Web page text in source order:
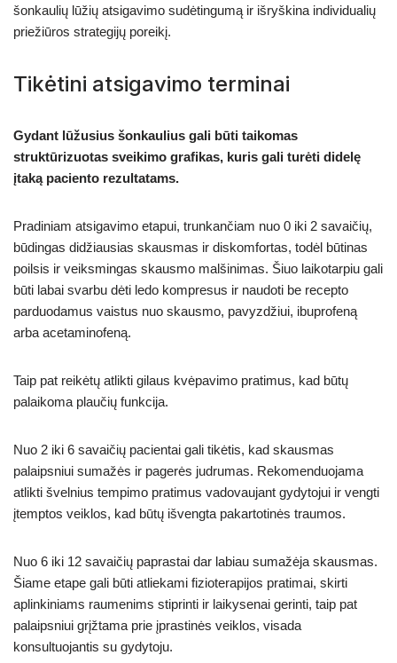
šonkaulių lūžių atsigavimo sudėtingumą ir išryškina individualių
priežiūros strategijų poreikį.
Tikėtini atsigavimo terminai
Gydant lūžusius šonkaulius gali būti taikomas
struktūrizuotas sveikimo grafikas, kuris gali turėti didelę
įtaką paciento rezultatams.
Pradiniam atsigavimo etapui, trunkančiam nuo 0 iki 2 savaičių,
būdingas didžiausias skausmas ir diskomfortas, todėl būtinas
poilsis ir veiksmingas skausmo malšinimas. Šiuo laikotarpiu gali
būti labai svarbu dėti ledo kompresus ir naudoti be recepto
parduodamus vaistus nuo skausmo, pavyzdžiui, ibuprofeną
arba acetaminofeną.
Taip pat reikėtų atlikti gilaus kvėpavimo pratimus, kad būtų
palaikoma plaučių funkcija.
Nuo 2 iki 6 savaičių pacientai gali tikėtis, kad skausmas
palaipsniui sumažės ir pagerės judrumas. Rekomenduojama
atlikti švelnius tempimo pratimus vadovaujant gydytojui ir vengti
įtemptos veiklos, kad būtų išvengta pakartotinės traumos.
Nuo 6 iki 12 savaičių paprastai dar labiau sumažėja skausmas.
Šiame etape gali būti atliekami fizioterapijos pratimai, skirti
aplinkiniams raumenims stiprinti ir laikysenai gerinti, taip pat
palaipsniui grįžtama prie įprastinės veiklos, visada
konsultuojantis su gydytoju.